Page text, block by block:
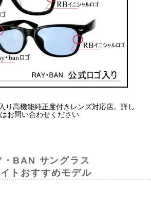
り高機能純正度付きレンズ対応店。詳し
はお問い合わせください
・BAN サングラス
トおすすめモデル